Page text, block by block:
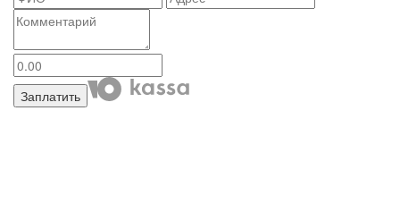
Заплатить